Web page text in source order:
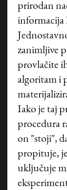
prirodan
informacija
zanimljive
provlačite
algoritam i
Iako je taj
procedura
on "stoji",
propituje,
uključuje